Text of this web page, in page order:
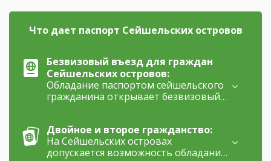
Что дает паспорт Сейшельских островов
Безвизовый въезд для граждан
Сейшельских островов:
Обладание паспортом сейшельского
гражданина открывает безвизовый
продолжительностью до 90 дней
каждые полгода, что делает
программу экономического
Двойное и второе гражданство:
На Сейшельских островах
допускается возможность обладания